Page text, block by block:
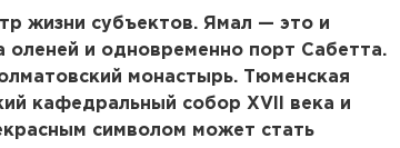
жизни субъектов. Ямал — это и
оленей и одновременно порт Сабетта.
монастырь. Тюменская
кафедральный собор XVII века и
символом может стать